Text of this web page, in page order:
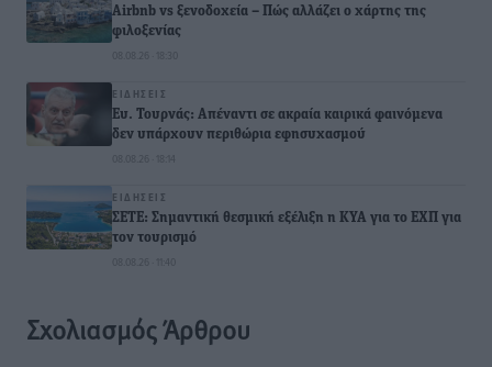
Airbnb vs ξενοδοχεία – Πώς αλλάζει ο χάρτης της
φιλοξενίας
08.08.26 · 18:30
ΕΙΔΉΣΕΙΣ
Ευ. Τουρνάς: Απέναντι σε ακραία καιρικά φαινόμενα
δεν υπάρχουν περιθώρια εφησυχασμού
08.08.26 · 18:14
ΕΙΔΉΣΕΙΣ
ΣΕΤΕ: Σημαντική θεσμική εξέλιξη η ΚΥΑ για το ΕΧΠ για
τον τουρισμό
08.08.26 · 11:40
Σχολιασμός Άρθρου